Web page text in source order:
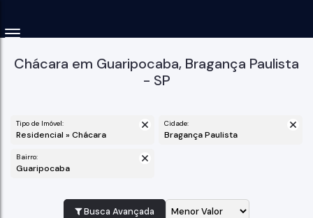
Chácara em Guaripocaba, Bragança Paulista
- SP
Tipo de Imóvel:
Residencial » Chácara
Cidade:
Bragança Paulista
Bairro:
Guaripocaba
Busca Avançada